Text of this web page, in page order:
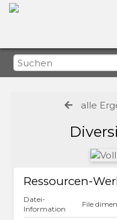
alle
Ressourcen-
Datei-
Information
File